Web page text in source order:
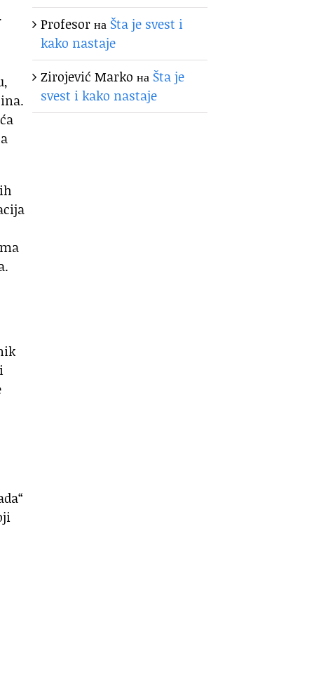
Profesorна Šta je svest i
kako nastaje
Zirojević Marko на Šta je
svest i kako nastaje